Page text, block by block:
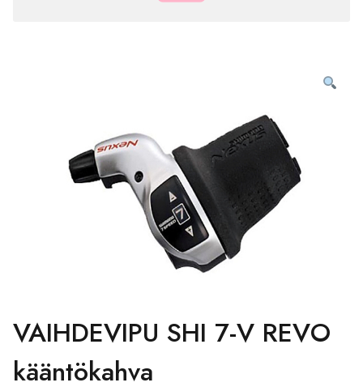
VAIHDEVIPU SHI 7-V REVO
kääntökahva